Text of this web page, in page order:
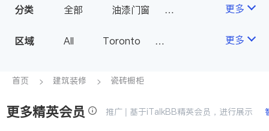
保险理财
银行贷款
建筑装修
分类 全部
油漆门窗
地板建材
水电冷暖
更多
区域 All
Toronto
Scarborough
North York
Thornhill
更多
首页 建筑装修 瓷砖橱柜
更多精英会员 推广 | 基于iTalkBB精英会员，进行展示